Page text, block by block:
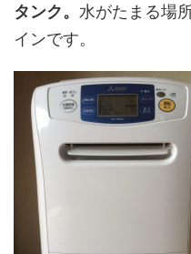
タンク。 水がたまる場
インです。